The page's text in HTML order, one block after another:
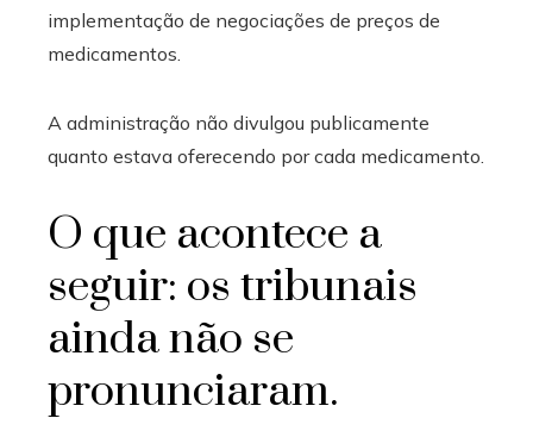
implementação de negociações de preços de
medicamentos.
A administração não divulgou publicamente
quanto estava oferecendo por cada medicamento.
O que acontece a
seguir: os tribunais
ainda não se
pronunciaram.